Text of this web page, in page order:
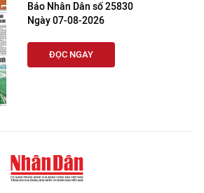
Báo Nhân Dân số 25830
Ngày 07-08-2026
ĐỌC NGAY